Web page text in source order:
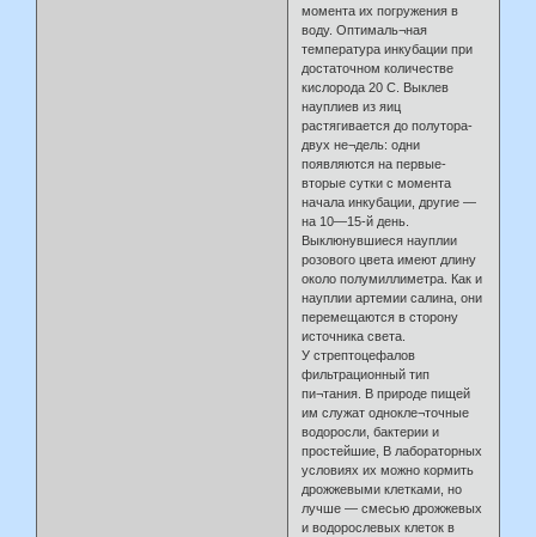
момента их погружения в
воду. Оптималь¬ная
температура инкубации при
достаточном количестве
кислорода 20 С. Выклев
науплиев из яиц
растягивается до полутора-
двух не¬дель: одни
появляются на первые-
вторые сутки с момента
начала инкубации, другие —
на 10—15-й день.
Выклюнувшиеся науплии
розового цвета имеют длину
около полумиллиметра. Как и
науплии артемии салина, они
перемещаются в сторону
источника света.
У стрептоцефалов
фильтрационный тип
пи¬тания. В природе пищей
им служат однокле¬точные
водоросли, бактерии и
простейшие, В лабораторных
условиях их можно кормить
дрожжевыми клетками, но
лучше — смесью дрожжевых
и водорослевых клеток в